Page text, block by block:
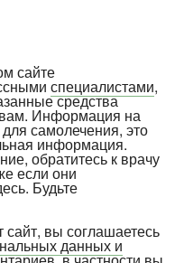
сайте
специалистами,
средства
вам. Информация на
самолечения, это
информация.
обратитесь к врачу
если они
Будьте
сайт, вы соглашаетесь
данных и